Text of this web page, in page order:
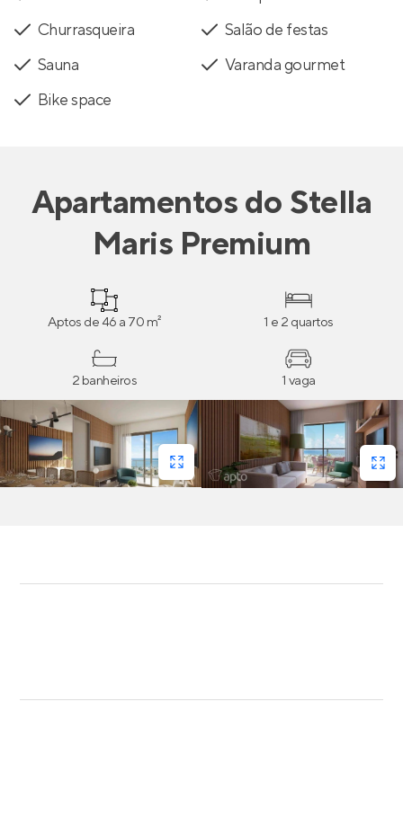
Churrasqueira
Salão de festas
Sauna
Varanda gourmet
Bike space
Apartamentosdo Stella
Maris Premium
Aptos de 46 a 70 m² 1 e 2 quartos
2 banheiros 1 vaga